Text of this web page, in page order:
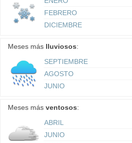
FEBRERO
DICIEMBRE
Meses más lluviosos:
SEPTIEMBRE
AGOSTO
JUNIO
Meses más ventosos:
ABRIL
JUNIO